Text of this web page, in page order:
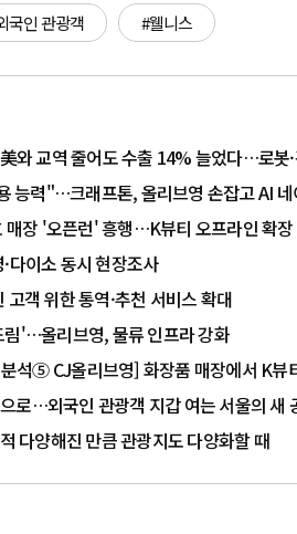
국인 관광객 #웰니스
와 교역 줄어도 수출 14% 늘었다…로봇
능력"…크래프톤, 올리브영 손잡고 AI
매장 '오픈런' 흥행…K뷰티 오프라인 확장
다이소 동시 현장조사
객 위한 통역·추천 서비스 확대
'…올리브영, 물류 인프라 강화
석⑤ CJ올리브영] 화장품 매장에서 K
로…외국인 관광객 지갑 여는 서울의 새
다양해진 만큼 관광지도 다양화할 때